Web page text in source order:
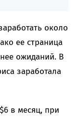
около
ее страница
ожиданий. В
заработала
в месяц, при